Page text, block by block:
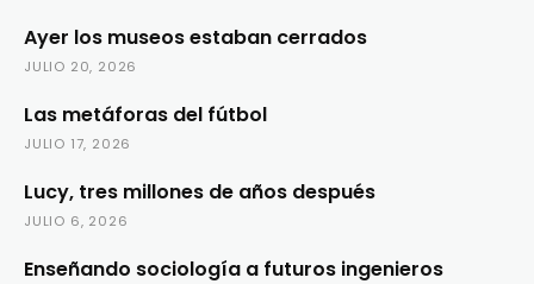
Ayer los museos estaban cerrados
JULIO 20, 2026
Las metáforas del fútbol
JULIO 17, 2026
Lucy, tres millones de años después
JULIO 6, 2026
Enseñando sociología a futuros ingenieros